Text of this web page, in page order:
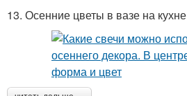
13. Осенние цветы в вазе на кухне